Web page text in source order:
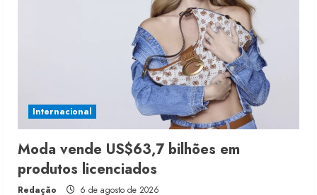
Internacional
Moda vende US$63,7 bilhões em
produtos licenciados
Redação 6 de agosto de 2026